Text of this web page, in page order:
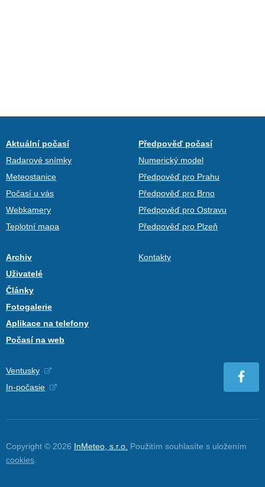
Aktuální počasí
Radarové snímky
Meteostanice
Počasí u vás
Webkamery
Teplotní mapa
Předpověď počasí
Numerický model
Předpověď pro Prahu
Předpověď pro Brno
Předpověď pro Ostravu
Předpověď pro Plzeň
Archiv
Uživatelé
Články
Fotogalerie
Aplikace na telefony
Počasí na web
Kontakty
Ventusky
In-počasie
Copyright © 2026 InMeteo, s.r.o. Použitím souhlasíte s uložením
cookies